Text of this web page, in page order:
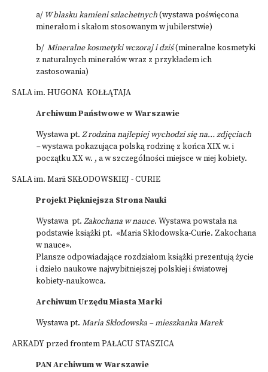
a/ W blasku kamieni szlachetnych(wystawa poświęcona
minerałom i skałom stosowanym w jubilerstwie)
b/ Mineralnekosmetyki wczoraj i dziś(mineralne kosmetyki
z naturalnych minerałów wraz z przykładem ich
zastosowania)
SALA im. HUGONA KOŁŁĄTAJA
Archiwum Państwowe w Warszawie
Wystawa pt. Z rodzina najlepiej wychodzi się na… zdjęciach
–wystawa pokazująca polską rodzinę z końca XIX w. i
początku XX w. , a w szczególności miejsce w niej kobiety.
SALA im. Marii SKŁODOWSKIEJ - CURIE
Projekt Piękniejsza Strona Nauki
Wystawa pt. Zakochana w nauce. Wystawa powstała na
podstawie książki pt. «Maria Skłodowska-Curie. Zakochana
w nauce».
Plansze odpowiadające rozdziałom książki prezentują życie
i dzieło naukowe najwybitniejszej polskiej i światowej
kobiety-naukowca.
Archiwum Urzędu Miasta Marki
Wystawa pt. Maria Skłodowska – mieszkanka Marek
ARKADY przed frontem PAŁACU STASZICA
PAN Archiwum w Warszawie